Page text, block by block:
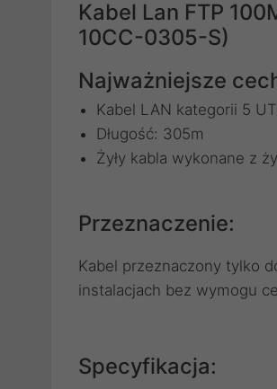
Kabel Lan FTP
10CC-0305-S)
Najważniejsze
Kabel LAN kategorii 5
Długość: 305m
Żyły kabla wykonane z
Przeznaczenie:
Kabel przeznaczony tylko
instalacjach bez wymogu
Specyfikacja: